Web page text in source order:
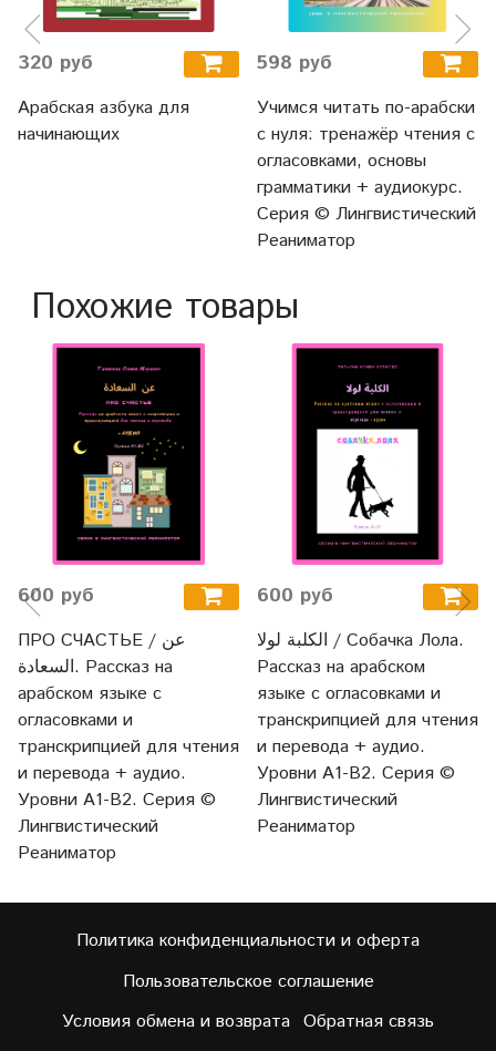
320 руб
Арабская азбука для
начинающих
598 руб
Учимся читать по-арабски
с нуля: тренажёр чтения с
огласовками, основы
грамматики + аудиокурс.
Серия © Лингвистический
Реаниматор
Похожие товары
600 руб
ПРО СЧАСТЬЕ / عن
السعادة. Рассказ на
арабском языке с
огласовками и
транскрипцией для чтения
и перевода + аудио.
Уровни А1-В2. Серия ©
Лингвистический
Реаниматор
600 руб
الكلبة لولا / Собачка Лола.
Рассказ на арабском
языке с огласовками и
транскрипцией для чтения
и перевода + аудио.
Уровни А1-В2. Серия ©
Лингвистический
Реаниматор
Политика конфиденциальности и оферта
Пользовательское соглашение
Условия обмена и возврата Обратная связь